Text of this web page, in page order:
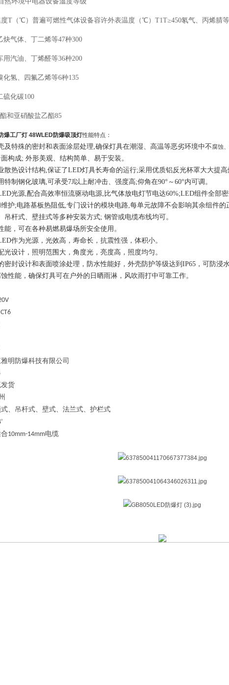
T（℃）普遍可燃性气体设备容许外表温度（℃）T1T≥450氡气、丙烯腈等
炔气体、丁二烯等47种300
用汽油、丁烯醛等36种200
化氢、四氟乙烯等6种135
硫化碳100
和亚硝酸盐乙酯85
爆工厂灯 48WLED防爆吸顶灯性能特点：
及特殊的密封和表面涂层处理,确保灯具在潮湿、高温等恶劣环境中不腐蚀、
构成; 外形美观、结构简单、易于安装。
散热设计结构,保证了LED灯具长寿命的运行;采用优质铝反光杯罩大大提高
特制钢化玻璃,可承受7J以上耐冲击、强度高;仰角在90°～60°内可调。
光源,配合高效率恒流驱动电源,比气体放电灯节电达60%;LED组件全部密
护;电路基板热阻低,专门设计的模块电路,每单元故障不会影响其余组件的
吊杆式、壁挂式等多种安装方式; 钢管或电缆布线均可。
能，可在各种易燃易爆场所安全使用。
作为光源，光效高，寿命长，抗震性强，体积小。
光设计，照明范围大，角度光，亮度高，照度均匀。
密封设计和表面喷涂处理，防水性能好，外壳防护等级达到IP65，可防浸
性能，确保灯具可在户外的日晒雨淋，风吹雨打中可靠工作。
明防爆科技有限公司
货
、吊杆式、壁式、法兰式、护栏式
10mm-14mm电缆